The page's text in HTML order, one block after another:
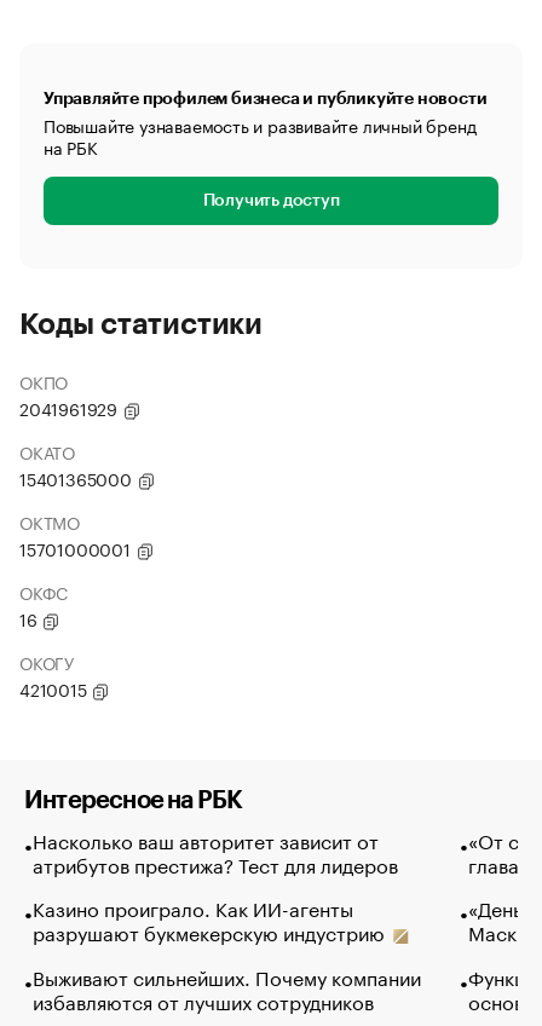
Управляйте профилем бизнеса и публикуйте новости
Повышайте узнаваемость и развивайте личный бренд
на РБК
Получить доступ
Коды статистики
ОКПО
2041961929
ОКАТО
15401365000
ОКТМО
15701000001
ОКФС
16
ОКОГУ
4210015
Интересное на РБК
Насколько ваш авторитет зависит от
атрибутов престижа? Тест для лидеров
Казино проиграло. Как ИИ-агенты
разрушают букмекерскую индустрию
Выживают сильнейших. Почему компании
избавляются от лучших сотрудников
«От
глава
Маск в
основ